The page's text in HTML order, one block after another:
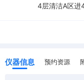
4层清洁A区进
仪器信息 预约资源